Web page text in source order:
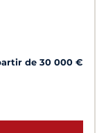
de 30 000 €